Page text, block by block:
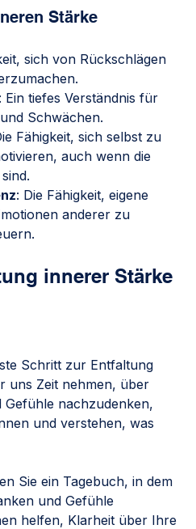
Stärke
sich von Rückschlägen
: Ein tiefes Verständnis für
Schwächen.
Fähigkeit, sich selbst zu
auch wenn die
: Die Fähigkeit, eigene
anderer zu
innerer Stärke
Schritt zur Entfaltung
uns Zeit nehmen, über
nachzudenken,
und verstehen, was
Sie ein Tagebuch, in dem
und Gefühle
helfen, Klarheit über Ihre